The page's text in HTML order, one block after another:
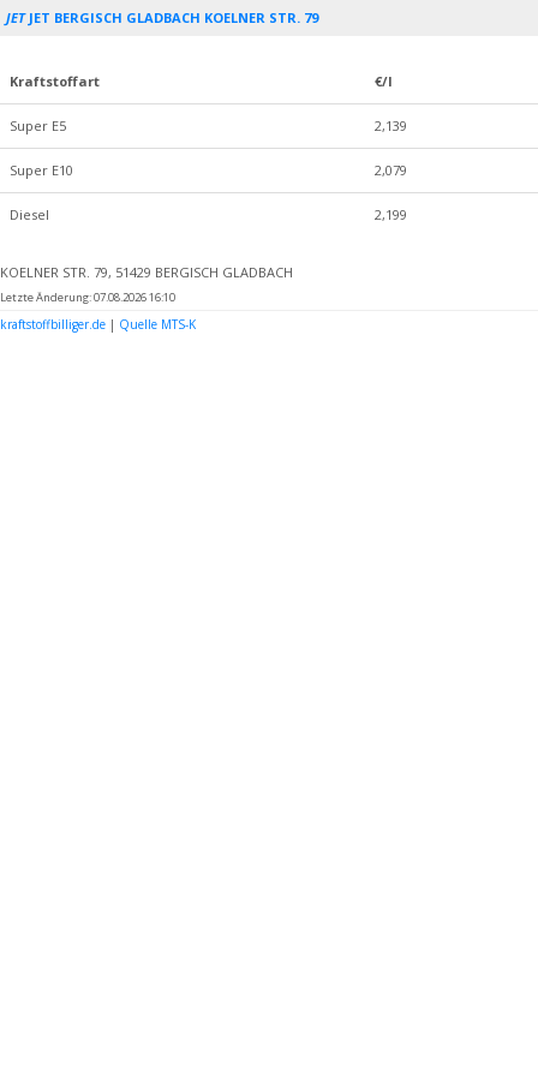
JETJET BERGISCH GLADBACH KOELNER STR. 79
Kraftstoffart €/l
Super E5 2,139
Super E10 2,079
Diesel 2,199
KOELNER STR. 79, 51429 BERGISCH GLADBACH
Letzte Änderung: 07.08.2026 16:10
kraftstoffbilliger.de | Quelle MTS-K